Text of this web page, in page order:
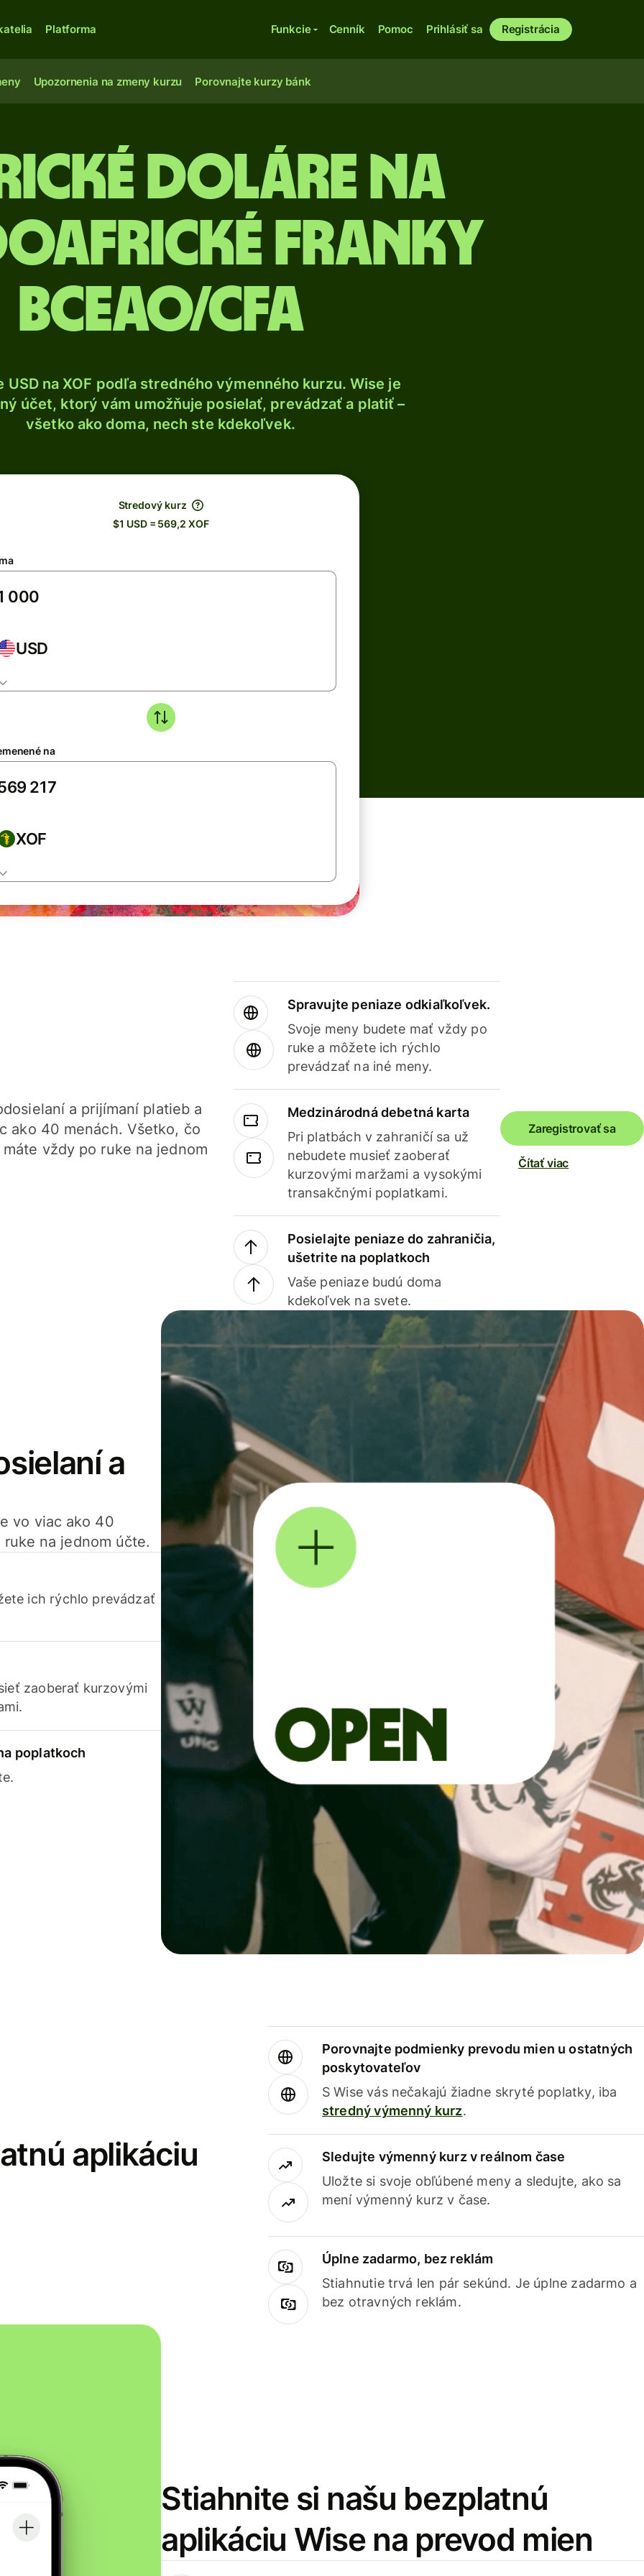
Platforma Funkcie Cenník Pomoc Prihlásiť sa Registrácia
Upozornenia na zmeny kurzu Porovnajte kurzy bánk
doláre na
franky
BCEAO/CFA
USD na XOF podľa stredného výmenného kurzu. Wise je
účet, ktorý vám umožňuje posielať, prevádzať a platiť –
všetko ako doma, nech ste kdekoľvek.
Stredový kurz
$1 USD = 569,2 XOF
USD
na
XOF
a prijímaní platieb a
ako 40 menách. Všetko, čo
vždy po ruke na jednom
Spravujte peniaze odkiaľkoľvek.
Svoje meny budete mať vždy po
ruke a môžete ich rýchlo
prevádzať na iné meny.
Medzinárodná debetná karta
Pri platbách v zahraničí sa už
nebudete musieť zaoberať
kurzovými maržami a vysokými
transakčnými poplatkami.
Posielajte peniaze do zahraničia,
ušetrite na poplatkoch
Vaše peniaze budú doma
kdekoľvek na svete.
Zaregistrovať sa
Čítať viac
a
vo viac ako 40
na jednom účte.
ich rýchlo prevádzať
zaoberať kurzovými
poplatkoch
aplikáciu
Porovnajte podmienky prevodu mien u ostatných
poskytovateľov
S Wise vás nečakajú žiadne skryté poplatky, iba
stredný výmenný kurz.
Sledujte výmenný kurz v reálnom čase
Uložte si svoje obľúbené meny a sledujte, ako sa
mení výmenný kurz v čase.
Úplne zadarmo, bez reklám
Stiahnutie trvá len pár sekúnd. Je úplne zadarmo a
bez otravných reklám.
Stiahnite si našu bezplatnú
aplikáciu Wise na prevod mien